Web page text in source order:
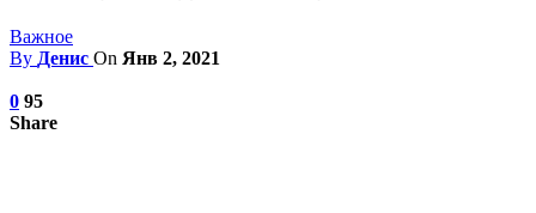
Важное
By Денис On Янв 2, 2021
0 95
Share